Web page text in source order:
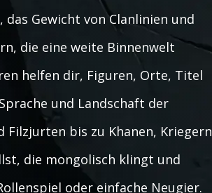
Gewicht von Clanlinien und
die eine weite Binnenwelt
helfen dir, Figuren, Orte, Titel
und Landschaft der
bis zu Khanen, Kriegern
die mongolisch klingt und
oder einfache Neugier.